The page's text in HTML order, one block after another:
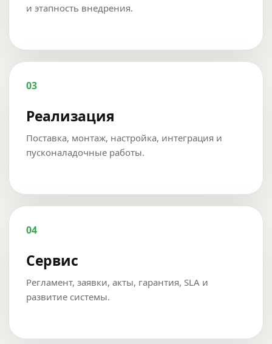
и этапность внедрения.
03
Реализация
Поставка, монтаж, настройка, интеграция и
пусконаладочные работы.
04
Сервис
Регламент, заявки, акты, гарантия, SLA и
развитие системы.